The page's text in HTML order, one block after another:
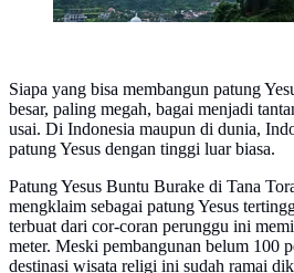
Siapa yang bisa membangun patung
besar, paling megah, bagai menjadi
usai. Di Indonesia maupun di dunia,
patung Yesus dengan tinggi luar biasa.
Patung Yesus Buntu Burake di Tana
mengklaim sebagai patung Yesus
terbuat dari cor-coran perunggu ini
meter. Meski pembangunan belum 100
destinasi wisata religi ini sudah ramai